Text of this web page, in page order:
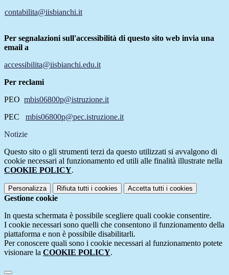
contabilita@iisbianchi.it
Per segnalazioni sull'accessibilità di questo sito web invia una
email a
accessibilita@iisbianchi.edu.it
Per reclami
PEO mbis06800p@istruzione.it
PEC mbis06800p@pec.istruzione.it
Notizie
Questo sito o gli strumenti terzi da questo utilizzati si avvalgono di
cookie necessari al funzionamento ed utili alle finalità illustrate nella
COOKIE POLICY.
Personalizza Rifiuta tutti i cookies Accetta tutti i cookies
Gestione cookie
In questa schermata è possibile scegliere quali cookie consentire.
I cookie necessari sono quelli che consentono il funzionamento della
piattaforma e non è possibile disabilitarli.
Per conoscere quali sono i cookie necessari al funzionamento potete
visionare la COOKIE POLICY.